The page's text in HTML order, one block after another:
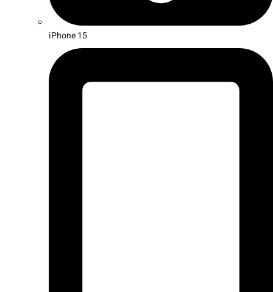
iPhone 15